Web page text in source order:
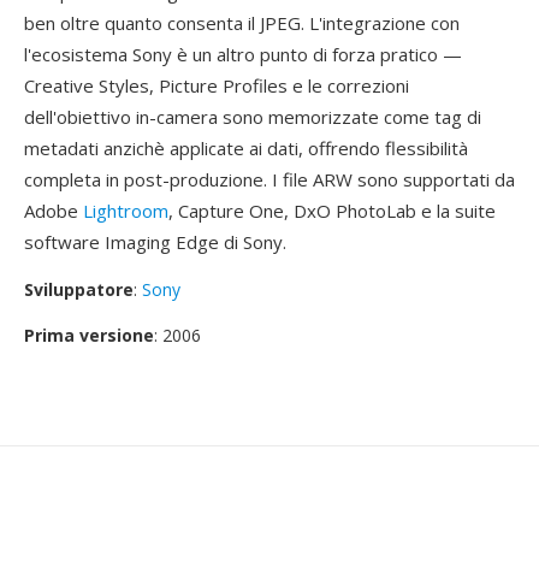
ben oltre quanto consenta il JPEG. L'integrazione con
l'ecosistema Sony è un altro punto di forza pratico —
Creative Styles, Picture Profiles e le correzioni
dell'obiettivo in-camera sono memorizzate come tag di
metadati anzichè applicate ai dati, offrendo flessibilità
completa in post-produzione. I file ARW sono supportati da
Adobe Lightroom, Capture One, DxO PhotoLab e la suite
software Imaging Edge di Sony.
Sviluppatore: Sony
Prima versione: 2006